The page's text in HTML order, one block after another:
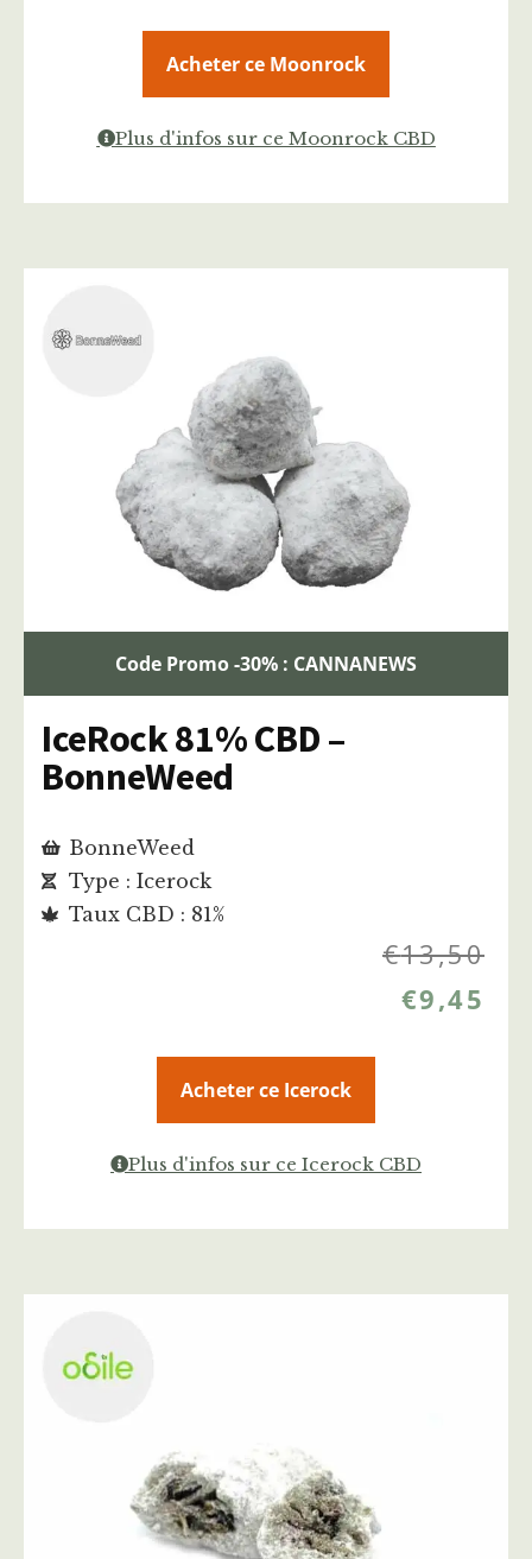
Acheter ce Moonrock
Plus d'infos sur ce Moonrock CBD
Code Promo -30% : CANNANEWS
IceRock 81% CBD –
BonneWeed
BonneWeed
Type : Icerock
Taux CBD : 81%
€13,50
€9,45
Acheter ce Icerock
Plus d'infos sur ce Icerock CBD